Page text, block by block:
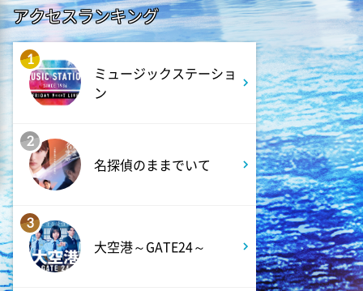
よる 10:15
マイ・フィクション #6
「すべてを操った“誰か"」
ペダる!東京
熱闘甲子園 涙は、強さにな
る。
アクセスランキング
1
ミュージックステーショ
ン
2
名探偵のままでいて
3
大空港～GATE24～